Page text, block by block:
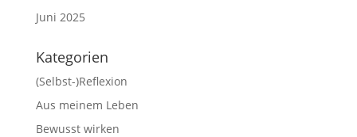
Juni 2025
Kategorien
(Selbst-)Reflexion
Aus meinem Leben
Bewusst wirken